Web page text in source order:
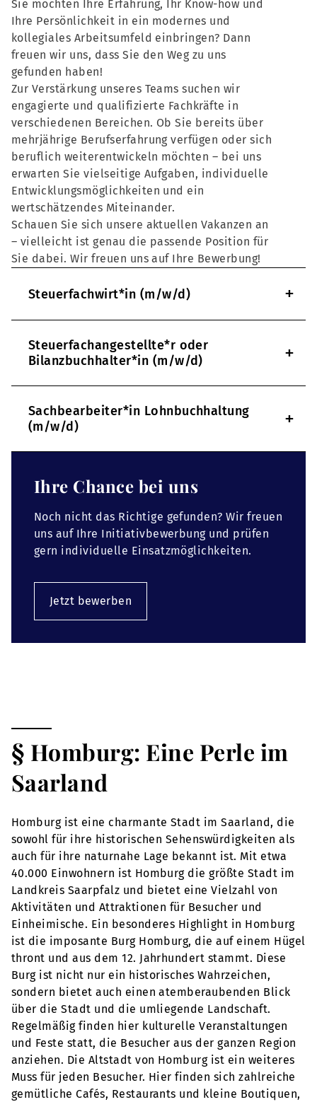
Sie möchten Ihre Erfahrung, Ihr Know-how und
Ihre Persönlichkeit in ein modernes und
kollegiales Arbeitsumfeld einbringen? Dann
freuen wir uns, dass Sie den Weg zu uns
gefunden haben!
Zur Verstärkung unseres Teams suchen wir
engagierte und qualifizierte Fachkräfte in
verschiedenen Bereichen. Ob Sie bereits über
mehrjährige Berufserfahrung verfügen oder sich
beruflich weiterentwickeln möchten – bei uns
erwarten Sie vielseitige Aufgaben, individuelle
Entwicklungsmöglichkeiten und ein
wertschätzendes Miteinander.
Schauen Sie sich unsere aktuellen Vakanzen an
– vielleicht ist genau die passende Position für
Sie dabei. Wir freuen uns auf Ihre Bewerbung!
Steuerfachwirt*in (m/w/d) +
Steuerfachangestellte*r oder
Bilanzbuchhalter*in (m/w/d)
+
Sachbearbeiter*in Lohnbuchhaltung
(m/w/d)
+
Ihre Chance bei uns
Noch nicht das Richtige gefunden? Wir freuen
uns auf Ihre Initiativbewerbung und prüfen
gern individuelle Einsatzmöglichkeiten.
Jetzt bewerben
§ Homburg: Eine Perle im
Saarland
Homburg ist eine charmante Stadt im Saarland, die
sowohl für ihre historischen Sehenswürdigkeiten als
auch für ihre naturnahe Lage bekannt ist. Mit etwa
40.000 Einwohnern ist Homburg die größte Stadt im
Landkreis Saarpfalz und bietet eine Vielzahl von
Aktivitäten und Attraktionen für Besucher und
Einheimische. Ein besonderes Highlight in Homburg
ist die imposante Burg Homburg, die auf einem Hügel
thront und aus dem 12. Jahrhundert stammt. Diese
Burg ist nicht nur ein historisches Wahrzeichen,
sondern bietet auch einen atemberaubenden Blick
über die Stadt und die umliegende Landschaft.
Regelmäßig finden hier kulturelle Veranstaltungen
und Feste statt, die Besucher aus der ganzen Region
anziehen. Die Altstadt von Homburg ist ein weiteres
Muss für jeden Besucher. Hier finden sich zahlreiche
gemütliche Cafés, Restaurants und kleine Boutiquen,